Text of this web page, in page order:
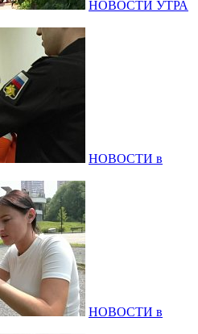
НОВОСТИ УТРА
НОВОСТИ в
НОВОСТИ в